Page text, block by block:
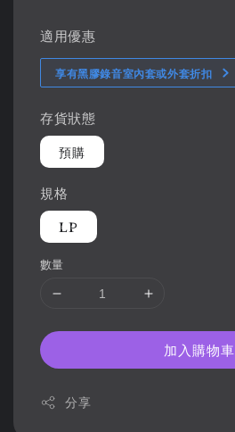
適用優惠
享有黑膠錄音室內套或外套折扣
存貨狀態
預購
規格
LP
數量
加入購物車
分享